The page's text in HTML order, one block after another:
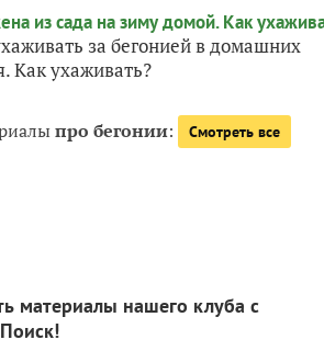
за бегонией в домашних
Как ухаживать?
про бегонии: Смотреть все
материалы нашего клуба с